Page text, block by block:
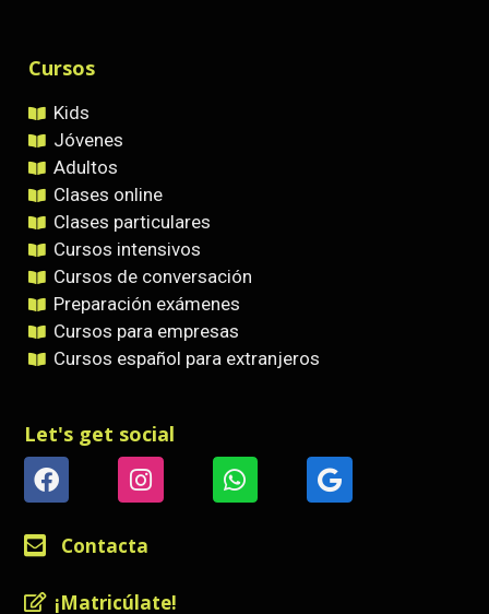
Cursos
Kids
Jóvenes
Adultos
Clases online
Clases particulares
Cursos intensivos
Cursos de conversación
Preparación exámenes
Cursos para empresas
Cursos español para extranjeros
Let's get social
Contacta
¡Matricúlate!